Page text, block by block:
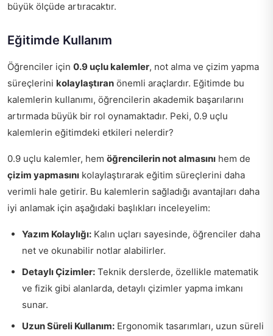
büyük ölçüde artıracaktır.
Eğitimde Kullanım
Öğrenciler için 0.9 uçlu kalemler, not alma ve çizim yapma
süreçlerini kolaylaştıran önemli araçlardır. Eğitimde bu
kalemlerin kullanımı, öğrencilerin akademik başarılarını
artırmada büyük bir rol oynamaktadır. Peki, 0.9 uçlu
kalemlerin eğitimdeki etkileri nelerdir?
0.9 uçlu kalemler, hem öğrencilerin not almasını hem de
çizim yapmasını kolaylaştırarak eğitim süreçlerini daha
verimli hale getirir. Bu kalemlerin sağladığı avantajları daha
iyi anlamak için aşağıdaki başlıkları inceleyelim:
Yazım Kolaylığı: Kalın uçları sayesinde, öğrenciler daha
net ve okunabilir notlar alabilirler.
Detaylı Çizimler: Teknik derslerde, özellikle matematik
ve fizik gibi alanlarda, detaylı çizimler yapma imkanı
sunar.
Uzun Süreli Kullanım: Ergonomik tasarımları, uzun süreli